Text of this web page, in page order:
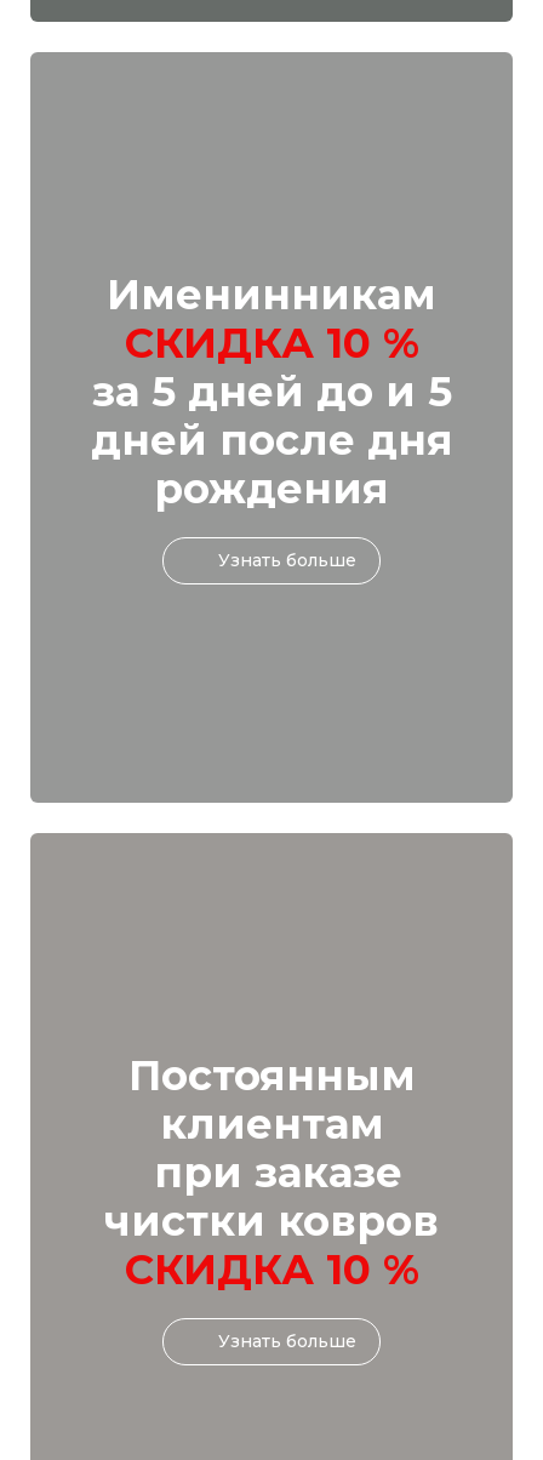
Именинникам
СКИДКА 10 %
за 5 дней до и 5
дней после дня
рождения
Узнать больше
Постоянным
клиентам
при заказе
чистки ковров
СКИДКА 10 %
Узнать больше